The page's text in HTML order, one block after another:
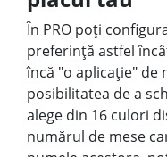
În PRO poți
preferință astfel
încă "o aplicație" de
posibilitatea de a
alege din 16 culori
numărul de mese